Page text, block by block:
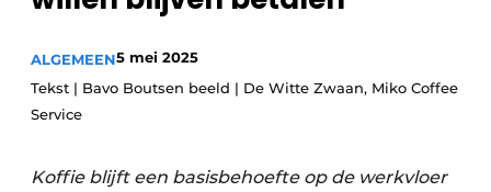
Vacature aanmelden
Vacatures
ALGEMEEN5 mei 2025
Tekst | Bavo Boutsen beeld | De Witte Zwaan, Miko Coffee
Service
Koffie blijft een basisbehoefte op de werkvloer